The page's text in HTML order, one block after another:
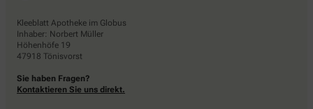
Kleeblatt Apotheke im Globus
Inhaber: Norbert Müller
Höhenhöfe 19
47918 Tönisvorst
Sie haben Fragen?
Kontaktieren Sie uns direkt.